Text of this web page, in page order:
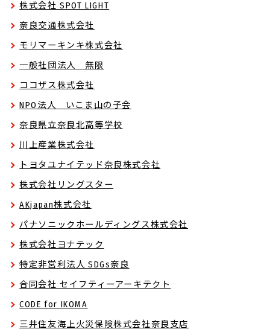
株式会社 SPOT LIGHT
奈良交通株式会社
モリマーキンキ株式会社
一般社団法人 無限
ココザス株式会社
NPO法人 いこま山の子会
奈良県立奈良北高等学校
川上産業株式会社
トヨタユナイテッド奈良株式会社
株式会社リングスター
AKjapan株式会社
パナソニックホールディングス株式会社
株式会社ヨナテック
特定非営利法人 SDGs奈良
合同会社 セイフティーアーキテクト
CODE for IKOMA
三井住友海上火災保険株式会社奈良支店